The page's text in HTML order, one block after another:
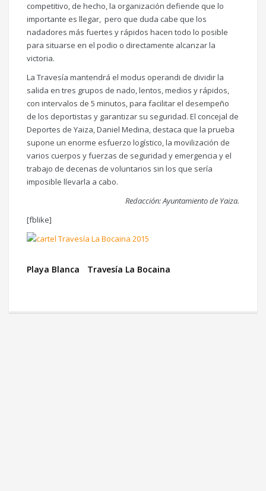
competitivo, de hecho, la organización defiende que lo
importante es llegar, pero que duda cabe que los
nadadores más fuertes y rápidos hacen todo lo posible
para situarse en el podio o directamente alcanzar la
victoria.
La Travesía mantendrá el modus operandi de dividir la
salida en tres grupos de nado, lentos, medios y rápidos,
con intervalos de 5 minutos, para facilitar el desempeño
de los deportistas y garantizar su seguridad. El concejal de
Deportes de Yaiza, Daniel Medina, destaca que la prueba
supone un enorme esfuerzo logístico, la movilización de
varios cuerpos y fuerzas de seguridad y emergencia y el
trabajo de decenas de voluntarios sin los que sería
imposible llevarla a cabo.
Redacción: Ayuntamiento de Yaiza.
[fblike]
Playa Blanca Travesía La Bocaina